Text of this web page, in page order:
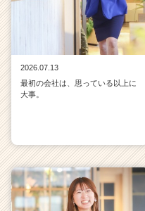
2026.07.13
最初の会社は、思っている以上に
大事。